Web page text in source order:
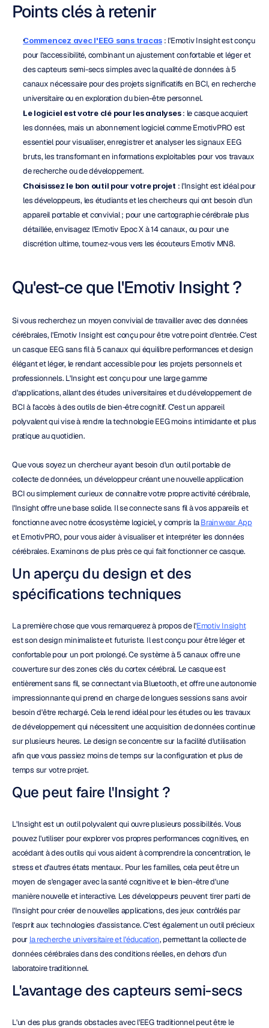
Points clés à retenir
Commencez avec l'EEG sans tracas : l'Emotiv Insight est conçu
pour l'accessibilité, combinant un ajustement confortable et léger et
des capteurs semi-secs simples avec la qualité de données à 5
canaux nécessaire pour des projets significatifs en BCI, en recherche
universitaire ou en exploration du bien-être personnel.
Le logiciel est votre clé pour les analyses : le casque acquiert
les données, mais un abonnement logiciel comme EmotivPRO est
essentiel pour visualiser, enregistrer et analyser les signaux EEG
bruts, les transformant en informations exploitables pour vos travaux
de recherche ou de développement.
Choisissez le bon outil pour votre projet : l'Insight est idéal pour
les développeurs, les étudiants et les chercheurs qui ont besoin d'un
appareil portable et convivial ; pour une cartographie cérébrale plus
détaillée, envisagez l'Emotiv Epoc X à 14 canaux, ou pour une
discrétion ultime, tournez-vous vers les écouteurs Emotiv MN8.
Qu'est-ce que l'Emotiv Insight ?
Si vous recherchez un moyen convivial de travailler avec des données
cérébrales, l'Emotiv Insight est conçu pour être votre point d'entrée. C'est
un casque EEG sans fil à 5 canaux qui équilibre performances et design
élégant et léger, le rendant accessible pour les projets personnels et
professionnels. L'Insight est conçu pour une large gamme
d'applications, allant des études universitaires et du développement de
BCI à l'accès à des outils de bien-être cognitif. C'est un appareil
polyvalent qui vise à rendre la technologie EEG moins intimidante et plus
pratique au quotidien.
Que vous soyez un chercheur ayant besoin d'un outil portable de
collecte de données, un développeur créant une nouvelle application
BCI ou simplement curieux de connaître votre propre activité cérébrale,
l'Insight offre une base solide. Il se connecte sans fil à vos appareils et
fonctionne avec notre écosystème logiciel, y compris la Brainwear App
et EmotivPRO, pour vous aider à visualiser et interpréter les données
cérébrales. Examinons de plus près ce qui fait fonctionner ce casque.
Un aperçu du design et des
spécifications techniques
La première chose que vous remarquerez à propos de l'Emotiv Insight
est son design minimaliste et futuriste. Il est conçu pour être léger et
confortable pour un port prolongé. Ce système à 5 canaux offre une
couverture sur des zones clés du cortex cérébral. Le casque est
entièrement sans fil, se connectant via Bluetooth, et offre une autonomie
impressionnante qui prend en charge de longues sessions sans avoir
besoin d'être rechargé. Cela le rend idéal pour les études ou les travaux
de développement qui nécessitent une acquisition de données continue
sur plusieurs heures. Le design se concentre sur la facilité d'utilisation
afin que vous passiez moins de temps sur la configuration et plus de
temps sur votre projet.
Que peut faire l'Insight ?
L'Insight est un outil polyvalent qui ouvre plusieurs possibilités. Vous
pouvez l'utiliser pour explorer vos propres performances cognitives, en
accédant à des outils qui vous aident à comprendre la concentration, le
stress et d'autres états mentaux. Pour les familles, cela peut être un
moyen de s'engager avec la santé cognitive et le bien-être d'une
manière nouvelle et interactive. Les développeurs peuvent tirer parti de
l'Insight pour créer de nouvelles applications, des jeux contrôlés par
l'esprit aux technologies d'assistance. C'est également un outil précieux
pour la recherche universitaire et l'éducation, permettant la collecte de
données cérébrales dans des conditions réelles, en dehors d'un
laboratoire traditionnel.
L'avantage des capteurs semi-secs
L'un des plus grands obstacles avec l'EEG traditionnel peut être le